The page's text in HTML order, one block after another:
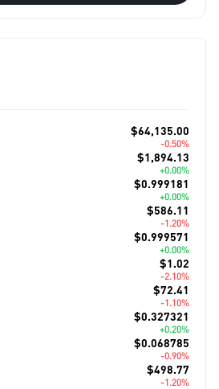
$64,135.00
-0.50%
$1,894.13
+0.00%
$0.999181
+0.00%
$586.11
-1.20%
$0.999571
+0.00%
$1.02
-2.10%
$72.41
-1.10%
$0.327321
+0.20%
$0.068785
-0.90%
$498.77
-1.20%